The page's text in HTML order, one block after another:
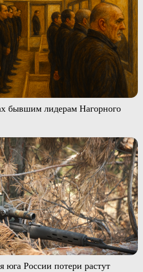
бывшим лидерам Нагорного
России потери растут